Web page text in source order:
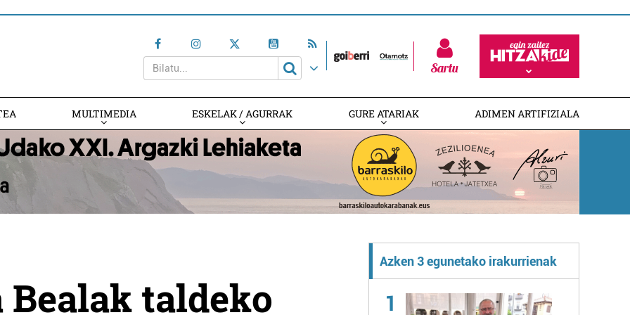
Sartu
MULTIMEDIA ESKELAK / AGURRAK GURE ATARIAK ADIMEN ARTIFIZIALA
taldeko
Azken 3 egunetako irakurrienak
1